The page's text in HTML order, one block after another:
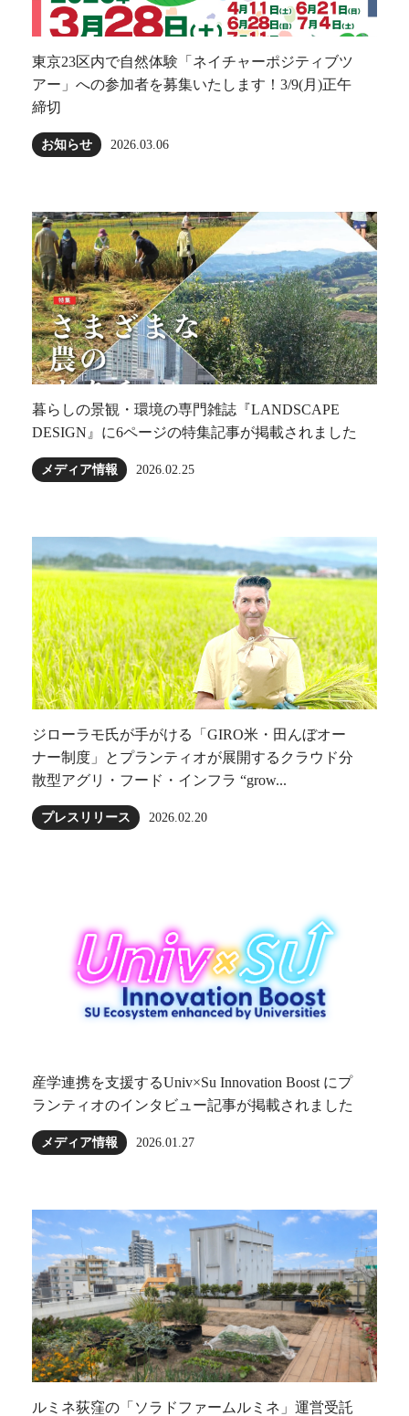
東京23区内で自然体験「ネイチャーポジティブツ
アー」への参加者を募集いたします！3/9(月)正午
締切
お知らせ 2026.03.06
暮らしの景観・環境の専門雑誌『LANDSCAPE
DESIGN』に6ページの特集記事が掲載されました
メディア情報 2026.02.25
ジローラモ⽒が⼿がける「GIRO⽶・田んぼオー
ナー制度」とプランティオが展開するクラウド分
散型アグリ・フード・インフラ “grow...
プレスリリース 2026.02.20
産学連携を支援するUniv×Su Innovation Boost にプ
ランティオのインタビュー記事が掲載されました
メディア情報 2026.01.27
ルミネ荻窪の「ソラドファームルミネ」運営受託